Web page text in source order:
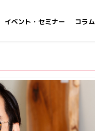
イベント・セミナー コラム